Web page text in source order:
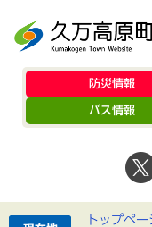
防災情報
バス情報
トップペー